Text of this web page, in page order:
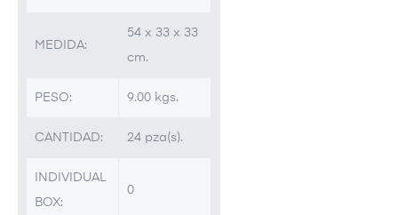
MEDIDA:
54 x 33 x 33
cm.
PESO: 9.00 kgs.
CANTIDAD: 24 pza(s).
INDIVIDUAL
BOX:
0